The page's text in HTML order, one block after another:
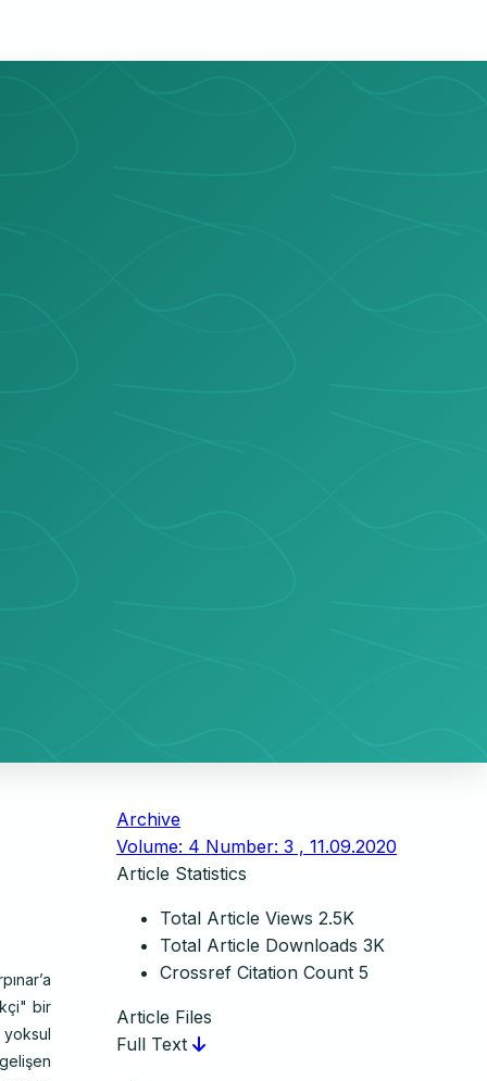
bir
yoksul
Archive
Volume: 4 Number: 3 , 11.09.2020
Article Statistics
Total Article Views 2.5K
Total Article Downloads 3K
Crossref Citation Count 5
Article Files
Full Text